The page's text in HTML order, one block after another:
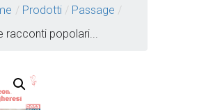
/ Prodotti / Passage /
racconti popolari...